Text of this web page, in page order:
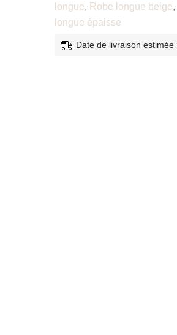
longue, Robe longue beige,
longue épaisse
Date de livraison